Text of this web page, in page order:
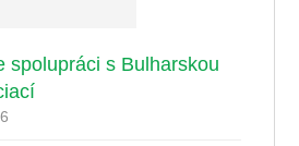
spolupráci s Bulharskou